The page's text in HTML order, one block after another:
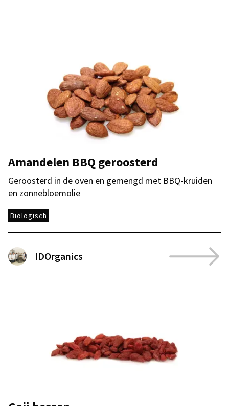
Amandelen BBQ geroosterd
Geroosterd in de oven en gemengd met BBQ-kruiden
en zonnebloemolie
Biologisch
IDOrganics